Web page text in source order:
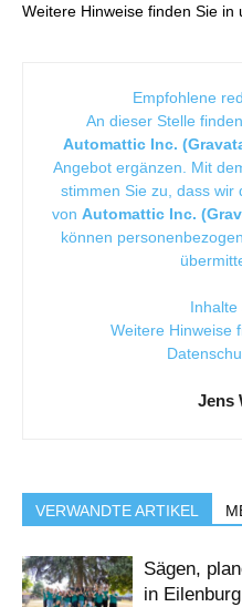
Weitere Hinweise finden Sie in
Empfohlene
An dieser Stelle
Automattic Inc.
Angebot ergänzen. Mit
stimmen Sie zu, dass wir
von Automattic Inc.
können
Inhalte
Weitere Hinweise
Jens
VERWANDTE ARTIKEL
Sägen,
in